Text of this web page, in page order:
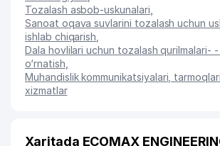
Tozalash asbob-uskunalari
Sanoat oqava suvlarini tozalash uchun
ishlab chiqarish
Dala hovlilari uchun tozalash qurilmalari- -
o‘rnatish
Muhandislik kommunikatsiyalari,
xizmatlar
Xaritada ECOMAX